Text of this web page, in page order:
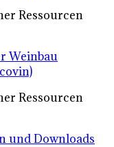
Ressourcen
Weinbau
Ressourcen
und Downloads